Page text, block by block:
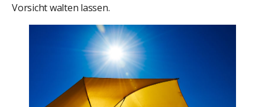
Vorsicht walten lassen.